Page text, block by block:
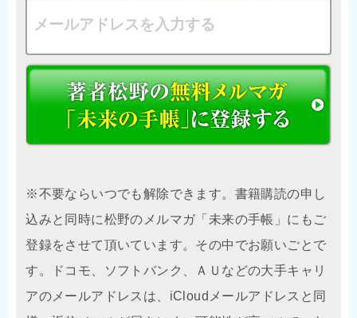
※不要ならいつでも解除できます。書籍購読の申し
込みと同時に松野のメルマガ「未来の手帳」にもご
登録をさせて頂いています。その中でお願いごとで
す。ドコモ、ソフトバンク、ＡＵなどの大手キャリ
アのメールアドレスは、iCloudメールアドレスと同